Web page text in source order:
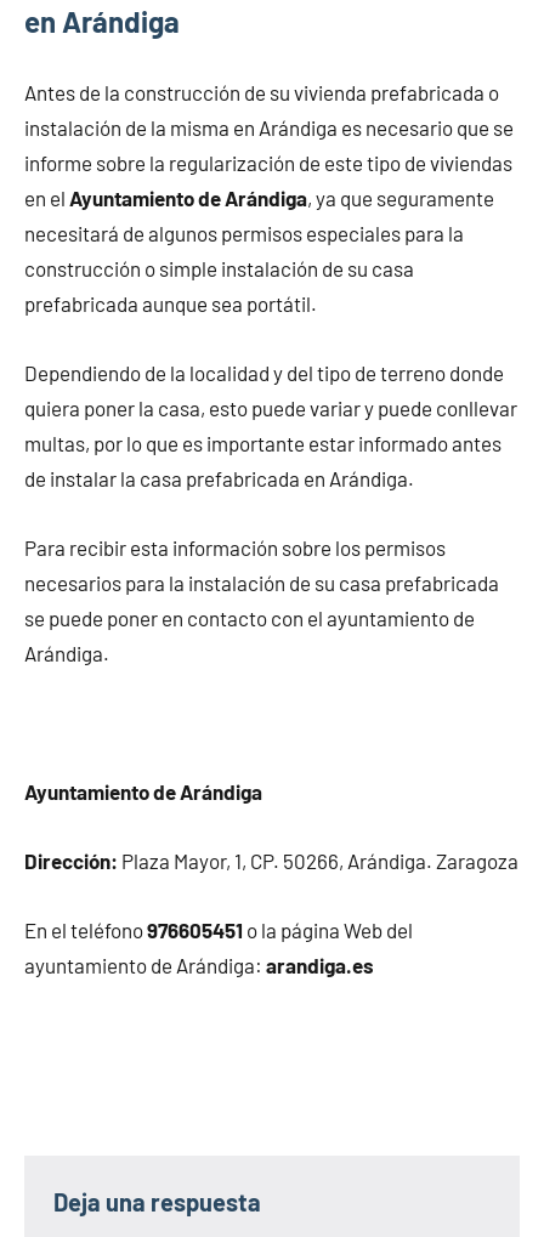
en Arándiga
Antes de la construcción de su vivienda prefabricada o
instalación de la misma en Arándiga es necesario que se
informe sobre la regularización de este tipo de viviendas
en el Ayuntamiento de Arándiga, ya que seguramente
necesitará de algunos permisos especiales para la
construcción o simple instalación de su casa
prefabricada aunque sea portátil.
Dependiendo de la localidad y del tipo de terreno donde
quiera poner la casa, esto puede variar y puede conllevar
multas, por lo que es importante estar informado antes
de instalar la casa prefabricada en Arándiga.
Para recibir esta información sobre los permisos
necesarios para la instalación de su casa prefabricada
se puede poner en contacto con el ayuntamiento de
Arándiga.
Ayuntamiento de Arándiga
Dirección: Plaza Mayor, 1, CP. 50266, Arándiga. Zaragoza
En el teléfono976605451 o la página Web del
ayuntamiento de Arándiga: arandiga.es
Deja una respuesta